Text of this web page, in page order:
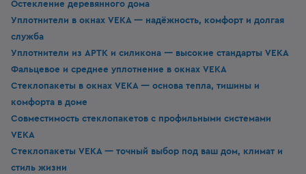
Остекление деревянного дома
Уплотнители в окнах VEKA — надёжность, комфорт и долгая
служба
Уплотнители из APTK и силикона — высокие стандарты VEKA
Фальцевое и среднее уплотнение в окнах VEKA
Стеклопакеты в окнах VEKA — основа тепла, тишины и
комфорта в доме
Совместимость стеклопакетов с профильными системами
VEKA
Стеклопакеты VEKA — точный выбор под ваш дом, климат и
стиль жизни